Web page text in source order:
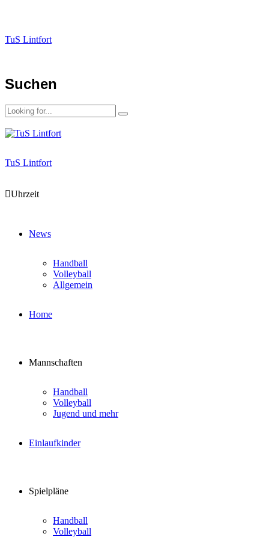
TuS Lintfort
Suchen
TuS Lintfort
Uhrzeit
News
Handball
Volleyball
Allgemein
Home
Mannschaften
Handball
Volleyball
Jugend und mehr
Einlaufkinder
Spielpläne
Handball
Volleyball